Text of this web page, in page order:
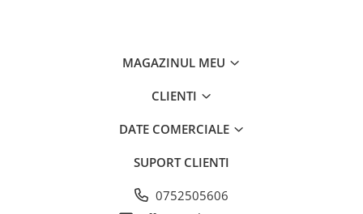
MAGAZINUL MEU
CLIENTI
DATE COMERCIALE
SUPORT CLIENTI
0752505606